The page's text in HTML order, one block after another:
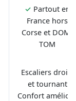
✓ Partout en
France hors
Corse et DOM-
TOM
Escaliers droits
et tournant
Confort